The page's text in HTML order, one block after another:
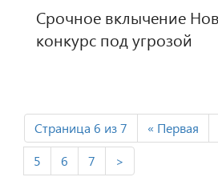
Срочное вклычение
конкурс под угрозой
Страница 6 из 7 « Первая
5
6 7 >